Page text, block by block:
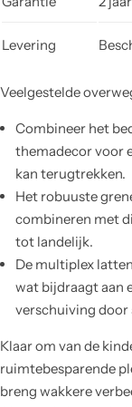
Levering
Veelgestelde
Combineer het
themadecor voor
kan terugtrekken.
Het robuuste
combineren met
tot landelijk.
De multiplex
wat bijdraagt aan
verschuiving door
Klaar om van de
ruimtebesparende
breng wakkere